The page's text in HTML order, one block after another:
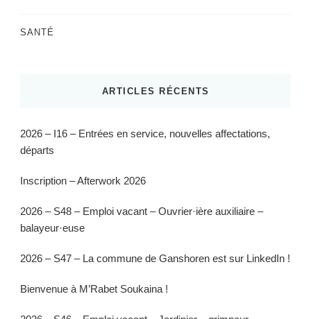
SANTÉ
ARTICLES RÉCENTS
2026 – I16 – Entrées en service, nouvelles affectations,
départs
Inscription – Afterwork 2026
2026 – S48 – Emploi vacant – Ouvrier·ière auxiliaire –
balayeur·euse
2026 – S47 – La commune de Ganshoren est sur LinkedIn !
Bienvenue à M’Rabet Soukaina !